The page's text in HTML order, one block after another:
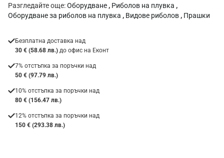
Разгледайте още:Оборудване , Риболов на плувка ,
Оборудване за риболов на плувка , Видове риболов , Прашки
Безплатна доставка над
30 € (58.68 лв.) до офис на Еконт
7% отстъпка за поръчки над
50 € (97.79 лв.)
10% отстъпка за поръчки над
80 € (156.47 лв.)
12% отстъпка за поръчки над
150 € (293.38 лв.)